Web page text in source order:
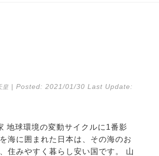
皇 | Posted: 2021/01/30 Last Update:
地球環境の変動サイクルに1番影
海に囲まれた日本は、その海のお
住みやすく暮らし安い国です。 山